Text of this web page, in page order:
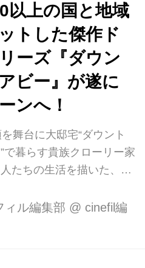
史上の出来事が織り込ま
ンドラマが展開する本シ
年のシーズン6までの
ドをもって幕を閉じ、
場版として復活を遂げる
を巻き起こしました。そ
編映画第二弾『ダウント
新たなる時代へ』が9月
遂に日本公開いたしま
以上の国と地域
トした傑作ド
ーズ『ダウン
ビー』が遂に
ンへ！
舞台に大邸宅“ダウント
で暮らす貴族クローリー家
たちの生活を描いた、英
以来、ゴールデングロー
賞に輝き、世界200以上
ィル編集部 @ cinefil編